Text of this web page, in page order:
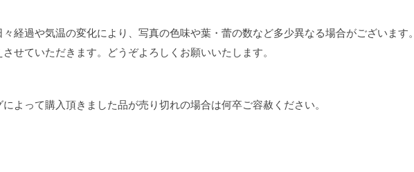
経過や気温の変化により、写真の色味や葉・蕾の数など多少異なる場合がございます。
せていただきます。
どうぞよろしくお願いいたします。
よって購入頂きました品が売り切れの場合は何卒ご容赦ください。